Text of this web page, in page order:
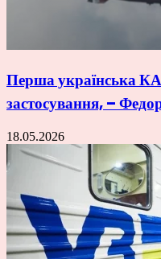
Перша українська
застосування, –
18.05.2026